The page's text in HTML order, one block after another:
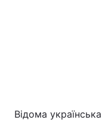
Відома